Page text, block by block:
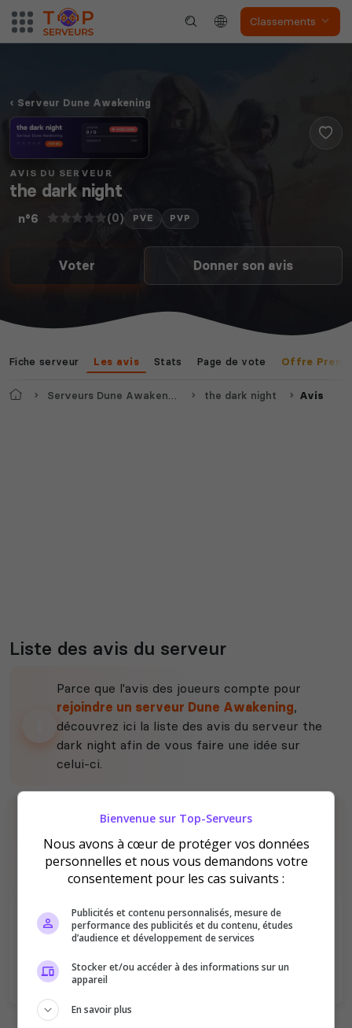
Classements
The Front Atlas
Dune Awakening
Neverwinter
Nights
Serveur Dune Awakening
AVIS DU SERVEUR
the dark night
n°6 (0) PVE PVP
Voter Donner son avis
Fiche serveur Les avis Stats Page de vote Offre
AccueilServeurs Dune Awakening the dark night Avis
Liste des avis du serveur
Parce que l'avis des joueurs compte pour
rejoindre un serveur Dune Awakening,
découvrez ici la liste des avis du serveur the
dark night afin de vous faire une idée sur
celui-ci.
Il n'y a pas encore d'avis sur ce serveur.
Qualité
Staff du serveur
Bienvenue sur Top-Serveurs
Nous avons à cœur de protéger vos données
personnelles et nous vous demandons votre
consentement pour les cas suivants :
Publicités et contenu personnalisés, mesure de
performance des publicités et du contenu, études
d’audience et développement de services
Stocker et/ou accéder à des informations sur un
appareil
En savoir plus